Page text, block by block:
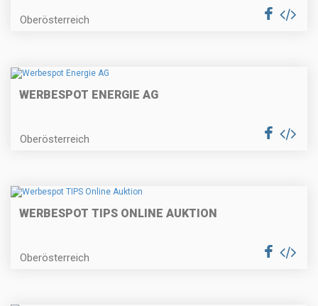
Oberösterreich
WERBESPOT ENERGIE AG
Oberösterreich
WERBESPOT TIPS ONLINE AUKTION
Oberösterreich